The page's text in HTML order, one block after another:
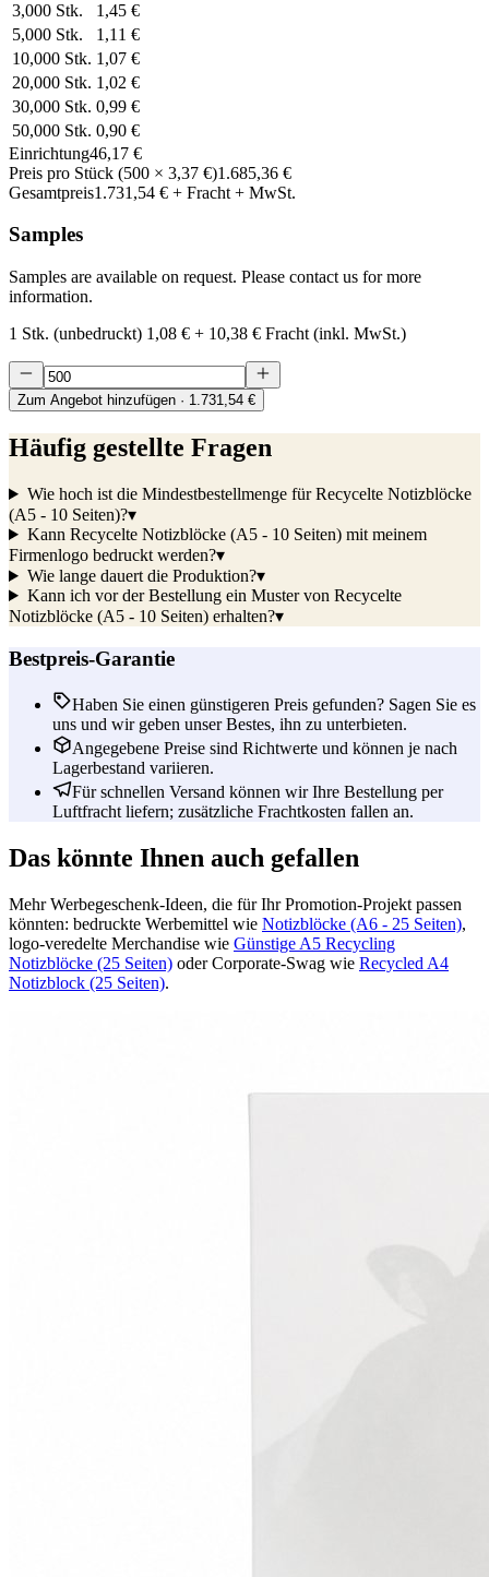
3,000 Stk.
1,45 €
5,000 Stk.
1,11 €
10,000 Stk. 1,07 €
20,000 Stk. 1,02 €
30,000 Stk. 0,99 €
50,000 Stk. 0,90 €
Einrichtung46,17 €
Preis pro Stück (500 × 3,37 €)1.685,36 €
Gesamtpreis1.731,54 € + Fracht + MwSt.
Samples
Samples are available on request. Please contact us for more
information.
1 Stk. (unbedruckt) 1,08 € + 10,38 € Fracht (inkl. MwSt.)
Zum Angebot hinzufügen · 1.731,54 €
Häufig gestellte Fragen
Wie hoch ist die Mindestbestellmenge für Recycelte Notizblöcke
(A5 - 10 Seiten)?▾
Kann Recycelte Notizblöcke (A5 - 10 Seiten) mit meinem
Firmenlogo bedruckt werden?▾
Wie lange dauert die Produktion?▾
Kann ich vor der Bestellung ein Muster von Recycelte
Notizblöcke (A5 - 10 Seiten) erhalten?▾
Bestpreis-Garantie
Haben Sie einen günstigeren Preis gefunden? Sagen Sie es
uns und wir geben unser Bestes, ihn zu unterbieten.
Angegebene Preise sind Richtwerte und können je nach
Lagerbestand variieren.
Für schnellen Versand können wir Ihre Bestellung per
Luftfracht liefern; zusätzliche Frachtkosten fallen an.
Das könnte Ihnen auch gefallen
Mehr Werbegeschenk-Ideen, die für Ihr Promotion-Projekt passen
könnten: bedruckte Werbemittel wie Notizblöcke (A6 - 25 Seiten),
logo-veredelte Merchandise wie Günstige A5 Recycling
Notizblöcke (25 Seiten) oder Corporate-Swag wie Recycled A4
Notizblock (25 Seiten).